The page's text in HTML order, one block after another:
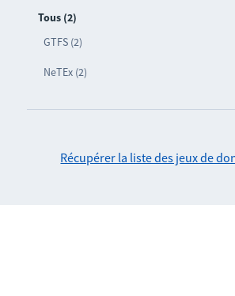
Tous (2)
GTFS (2)
NeTEx (2)
Récupérer la liste des jeux de